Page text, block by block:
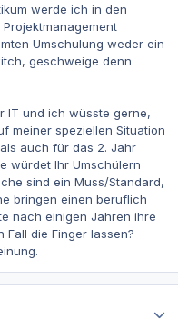
werde ich in den
Umschulung weder ein
geschweige denn
IT und ich wüsste gerne,
meiner speziellen Situation
auch für das 2. Jahr
würdet Ihr Umschülern
sind ein Muss/Standard,
bringen einen beruflich
nach einigen Jahren ihre
Fall die Finger lassen?